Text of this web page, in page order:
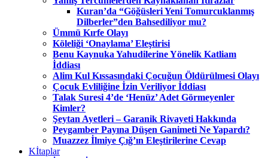
Kuran’da “Göğüsleri Yeni Tomurcuklanmış
Dilberler”den Bahsediliyor mu?
Ümmü Kırfe Olayı
Köleliği ‘Onaylama’ Eleştirisi
Benu Kaynuka Yahudilerine Yönelik Katliam
İddiası
Alim Kul Kıssasındaki Çocuğun Öldürülmesi Olayı
Çocuk Evliliğine İzin Veriliyor İddiası
Talak Suresi 4’de ‘Henüz’ Adet Görmeyenler
Kimler?
Şeytan Ayetleri – Garanik Rivayeti Hakkında
Peygamber Payına Düşen Ganimeti Ne Yapardı?
Muazzez İlmiye Çığ’ın Eleştirilerine Cevap
Kİtaplar